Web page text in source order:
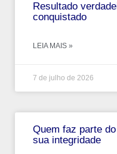
Resultado
conquistado
LEIA MAIS »
7 de julho de 2026
Quem faz parte
sua integridade